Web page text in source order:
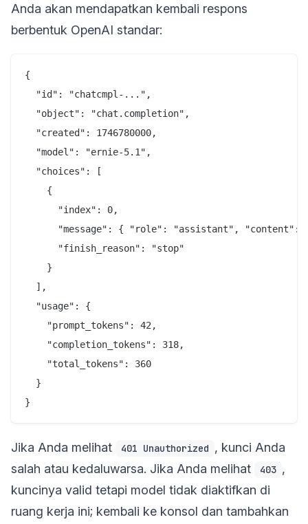
Anda akan mendapatkan kembali respons
berbentuk OpenAI standar:
{
  "id": "chatcmpl-...",
  "object": "chat.completion",
  "created": 1746780000,
  "model": "ernie-5.1",
  "choices": [
    {
      "index": 0,
"message": { "role": "assistant", "content":
      "finish_reason": "stop"
    }
  ],
  "usage": {
    "prompt_tokens": 42,
    "completion_tokens": 318,
    "total_tokens": 360
  }
Jika Anda melihat 401 Unauthorized , kunci Anda
salah atau kedaluwarsa. Jika Anda melihat
403 ,
kuncinya valid tetapi model tidak diaktifkan di
ruang kerja ini; kembali ke konsol dan tambahkan